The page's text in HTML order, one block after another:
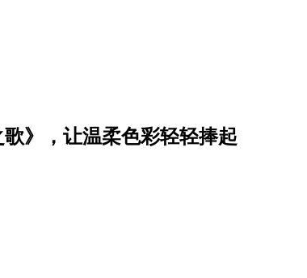
》，让温柔色彩轻轻捧起